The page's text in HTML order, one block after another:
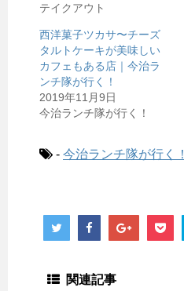
)
テイクアウト
西洋菓子ツカサ〜チーズ
タルトケーキが美味しい
カフェもある店｜今治ラ
ンチ隊が行く！
2019年11月9日
今治ランチ隊が行く！
- 今治ランチ隊が行く！
関連記事